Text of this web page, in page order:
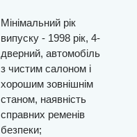
Мінімальний рік
випуску - 1998 рік, 4-
дверний, автомобіль
з чистим салоном і
хорошим зовнішнім
станом, наявність
справних ременів
безпеки;